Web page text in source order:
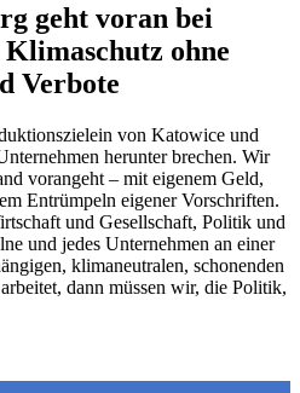
geht voran bei
ohne
Verbote
von Katowice und
herunter brechen. Wir
vorangeht – mit eigenem Geld,
Entrümpeln eigener Vorschriften.
und Gesellschaft, Politik und
und jedes Unternehmen an einer
klimaneutralen, schonenden
dann müssen wir, die Politik,